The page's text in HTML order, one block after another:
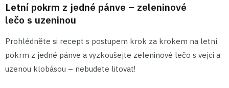
Letní pokrm z jedné pánve – zeleninové
lečo s uzeninou
Prohlédněte si recept s postupem krok za krokem na letní
pokrm z jedné pánve a vyzkoušejte zeleninové lečo s vejci a
uzenou klobásou – nebudete litovat!